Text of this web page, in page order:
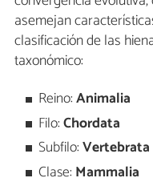
asemejan
clasificación de las
taxonómico:
Reino:Animalia
Filo:Chordata
Subfilo:Vertebrata
Clase: Mammalia